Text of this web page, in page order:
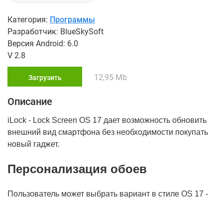
Категория: Программы
Разработчик: BlueSkySoft
Версия Android: 6.0
V 2.8
Загрузить 12,95 Mb
Описание
iLock - Lock Screen OS 17 дает возможность обновить
внешний вид смартфона без необходимости покупать
новый гаджет.
Персонализация обоев
Пользователь может выбрать вариант в стиле OS 17 -